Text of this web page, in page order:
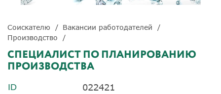
Соискателю
Вакансии работодателей
Производство
СПЕЦИАЛИСТ ПО ПЛАНИРОВАНИЮ
ПРОИЗВОДСТВА
ID 022421